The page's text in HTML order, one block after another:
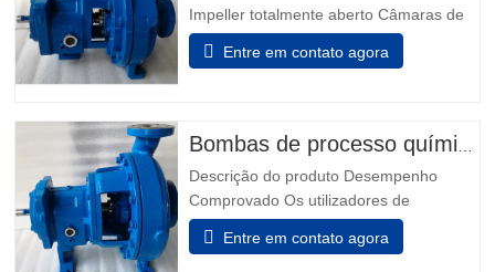
Impeller totalmente aberto Câmaras de
vedação projetadas Taperbore
patenteada™ Câmara de Foca PLUS
bordo Isoladores de rolamento híbrido
Inpro VBXX-D Design De Sump
otimizado Rolamentos de impulso de…
Entre em contato agora
Descrição do produto Desempenho
Comprovado Os utilizadores de
indústrias química, petroquímica, pasta &
papel, metais primários, alimentos &
Entre em contato agora